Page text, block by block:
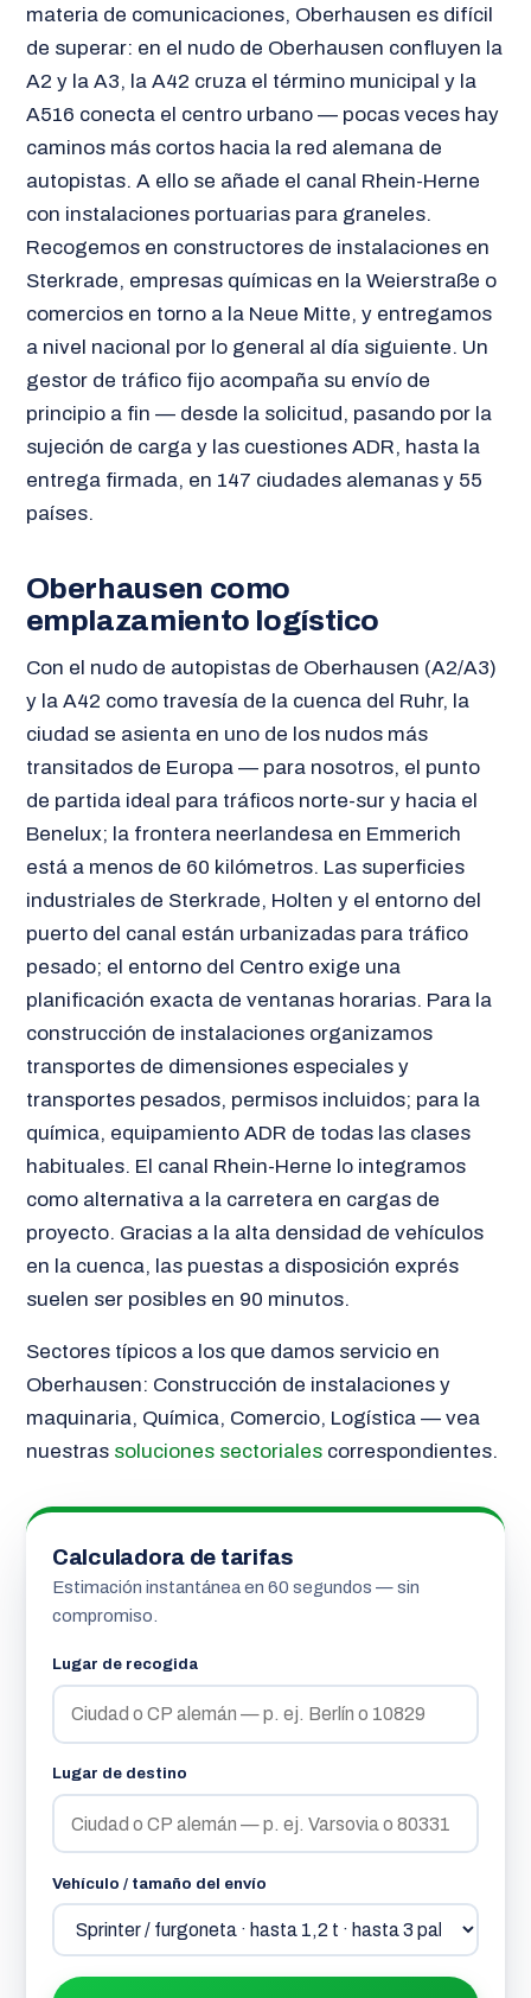
materia de comunicaciones, Oberhausen es difícil
de superar: en el nudo de Oberhausen confluyen la
A2 y la A3, la A42 cruza el término municipal y la
A516 conecta el centro urbano — pocas veces hay
caminos más cortos hacia la red alemana de
autopistas. A ello se añade el canal Rhein-Herne
con instalaciones portuarias para graneles.
Recogemos en constructores de instalaciones en
Sterkrade, empresas químicas en la Weierstraße o
comercios en torno a la Neue Mitte, y entregamos
a nivel nacional por lo general al día siguiente. Un
gestor de tráfico fijo acompaña su envío de
principio a fin — desde la solicitud, pasando por la
sujeción de carga y las cuestiones ADR, hasta la
entrega firmada, en 147 ciudades alemanas y 55
países.
Oberhausen como
emplazamiento logístico
Con el nudo de autopistas de Oberhausen (A2/A3)
y la A42 como travesía de la cuenca del Ruhr, la
ciudad se asienta en uno de los nudos más
transitados de Europa — para nosotros, el punto
de partida ideal para tráficos norte-sur y hacia el
Benelux; la frontera neerlandesa en Emmerich
está a menos de 60 kilómetros. Las superficies
industriales de Sterkrade, Holten y el entorno del
puerto del canal están urbanizadas para tráfico
pesado; el entorno del Centro exige una
planificación exacta de ventanas horarias. Para la
construcción de instalaciones organizamos
transportes de dimensiones especiales y
transportes pesados, permisos incluidos; para la
química, equipamiento ADR de todas las clases
habituales. El canal Rhein-Herne lo integramos
como alternativa a la carretera en cargas de
proyecto. Gracias a la alta densidad de vehículos
en la cuenca, las puestas a disposición exprés
suelen ser posibles en 90 minutos.
Sectores típicos a los que damos servicio en
Oberhausen: Construcción de instalaciones y
maquinaria, Química, Comercio, Logística — vea
nuestras soluciones sectorialescorrespondientes.
Calculadora de tarifas
Estimación instantánea en 60 segundos — sin
compromiso.
Lugar de recogida
Lugar de destino
Vehículo / tamaño del envío